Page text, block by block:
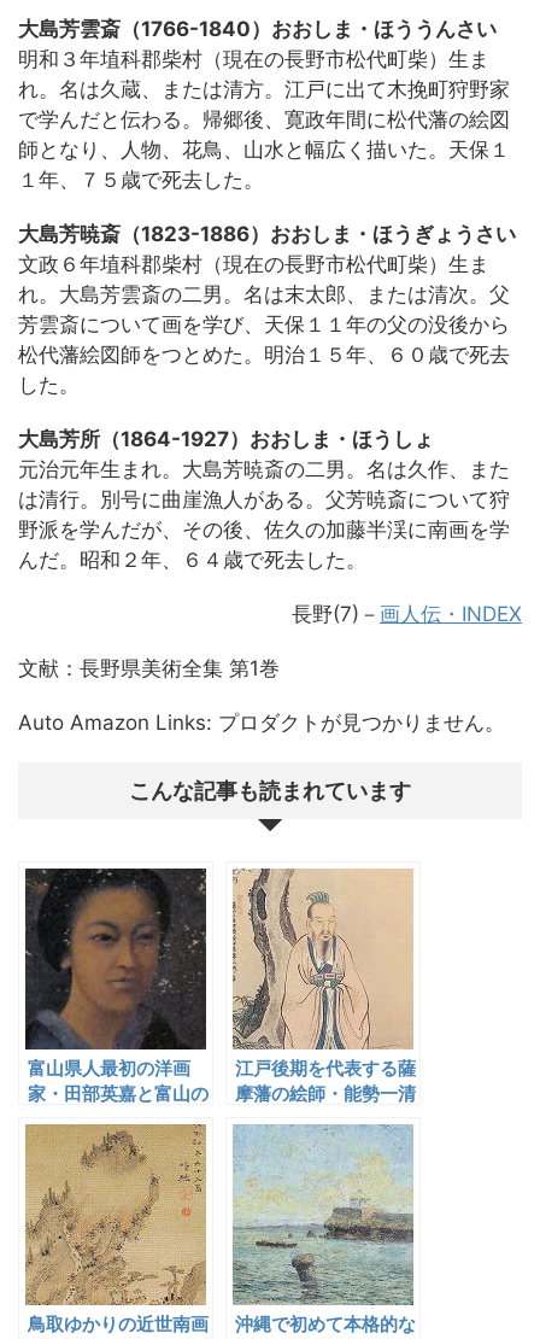
大島芳雲斎（1766-1840）おおしま・ほううんさい
明和３年埴科郡柴村（現在の長野市松代町柴）生ま
れ。名は久蔵、または清方。江戸に出て木挽町狩野家
で学んだと伝わる。帰郷後、寛政年間に松代藩の絵図
師となり、人物、花鳥、山水と幅広く描いた。天保１
１年、７５歳で死去した。
大島芳暁斎（1823-1886）おおしま・ほうぎょうさい
文政６年埴科郡柴村（現在の長野市松代町柴）生ま
れ。大島芳雲斎の二男。名は末太郎、または清次。父
芳雲斎について画を学び、天保１１年の父の没後から
松代藩絵図師をつとめた。明治１５年、６０歳で死去
した。
大島芳所（1864-1927）おおしま・ほうしょ
元治元年生まれ。大島芳暁斎の二男。名は久作、また
は清行。別号に曲崖漁人がある。父芳暁斎について狩
野派を学んだが、その後、佐久の加藤半渓に南画を学
んだ。昭和２年、６４歳で死去した。
長野(7)－ 画人伝・INDEX
文献：長野県美術全集 第1巻
Auto Amazon Links: プロダクトが見つかりません。
こんな記事も読まれています
富山県人最初の洋画
家・田部英嘉と富山の
初期洋画家
江戸後期を代表する薩
摩藩の絵師・能勢一清
とその門人
鳥取ゆかりの近世南画
沖縄で初めて本格的な